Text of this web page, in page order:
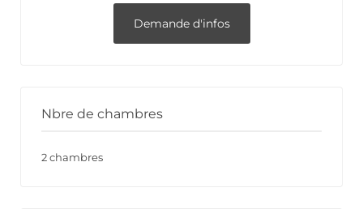
Demande d'infos
Nbre de chambres
2 chambres